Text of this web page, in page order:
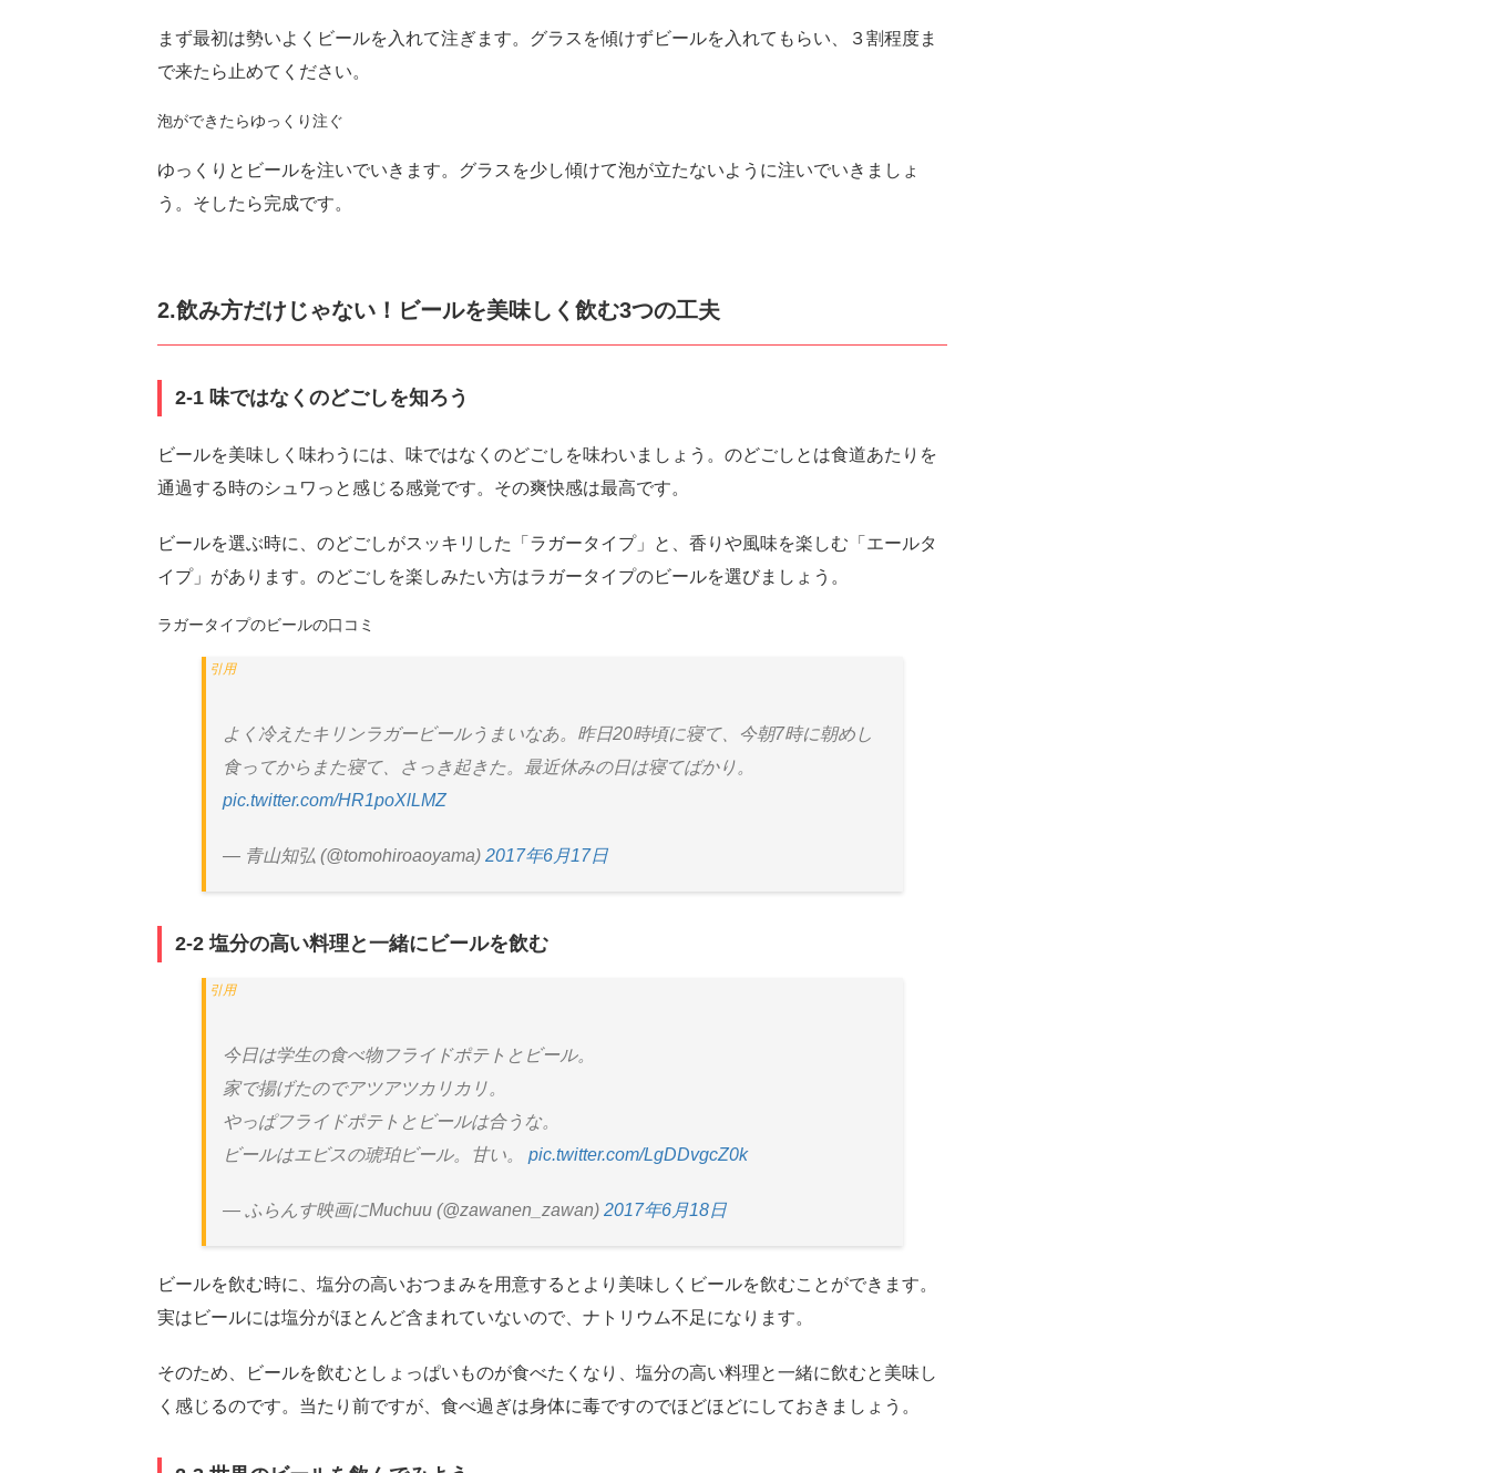
まず最初は勢いよくビールを入れて注ぎます。グラスを傾けずビールを入れてもらい、３割程度ま
で来たら止めてください。
泡ができたらゆっくり注ぐ
ゆっくりとビールを注いでいきます。グラスを少し傾けて泡が立たないように注いでいきましょ
う。そしたら完成です。
2.飲み方だけじゃない！ビールを美味しく飲む3つの工夫
2-1 味ではなくのどごしを知ろう
ビールを美味しく味わうには、味ではなくのどごしを味わいましょう。のどごしとは食道あたりを
通過する時のシュワっと感じる感覚です。その爽快感は最高です。
ビールを選ぶ時に、のどごしがスッキリした「ラガータイプ」と、香りや風味を楽しむ「エールタ
イプ」があります。のどごしを楽しみたい方はラガータイプのビールを選びましょう。
ラガータイプのビールの口コミ
よく冷えたキリンラガービールうまいなあ。昨日20時頃に寝て、今朝7時に朝めし
食ってからまた寝て、さっき起きた。最近休みの日は寝てばかり。
pic.twitter.com/HR1poXlLMZ
— 青山知弘 (@tomohiroaoyama) 2017年6月17日
2-2 塩分の高い料理と一緒にビールを飲む
今日は学生の食べ物フライドポテトとビール。
家で揚げたのでアツアツカリカリ。
やっぱフライドポテトとビールは合うな。
ビールはエビスの琥珀ビール。甘い。 pic.twitter.com/LgDDvgcZ0k
— ふらんす映画にMuchuu (@zawanen_zawan) 2017年6月18日
ビールを飲む時に、塩分の高いおつまみを用意するとより美味しくビールを飲むことができます。
実はビールには塩分がほとんど含まれていないので、ナトリウム不足になります。
そのため、ビールを飲むとしょっぱいものが食べたくなり、塩分の高い料理と一緒に飲むと美味し
く感じるのです。当たり前ですが、食べ過ぎは身体に毒ですのでほどほどにしておきましょう。